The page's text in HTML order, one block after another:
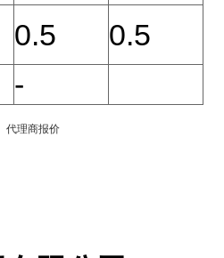
0.5
0.5
-
代理商报价